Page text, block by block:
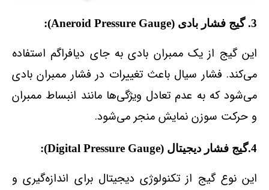
3. گیج فشار بادی (Aneroid Pressure Gauge):
این گیج از یک ممبران بادی به جای دیافراگم استفاده
می‌کند. فشار سیال باعث تغییرات در فشار ممبران بادی
می‌شود که به عدم تعادل ویژگی‌ها مانند انبساط ممبران
و حرکت سوزن نمایش منجر می‌شود.
4.گیج فشار دیجیتال (Digital Pressure Gauge):
این نوع گیج از تکنولوژی دیجیتال برای اندازه‌گیری و